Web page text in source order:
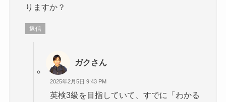
りますか？
返信
ガクさん
2025年2月5日 9:43 PM
英検3級を目指していて、すでに「わかる